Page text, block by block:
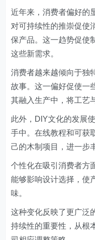
近年来，消费者偏好的
对可持续性的推崇促使
保产品。这一趋势促使
这些新需求。
消费者越来越倾向于独
故事。这一偏好促使一
其融入生产中，将工艺
此外，DIY文化的发展
手中。在线教程和可获
己的木制项目，进一步
个性化在吸引消费者方
能够影响设计选择，使
味。
这种变化反映了更广泛
持续性的重要性，从根